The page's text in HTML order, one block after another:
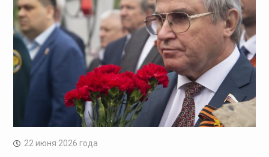
22 июня 2026 года